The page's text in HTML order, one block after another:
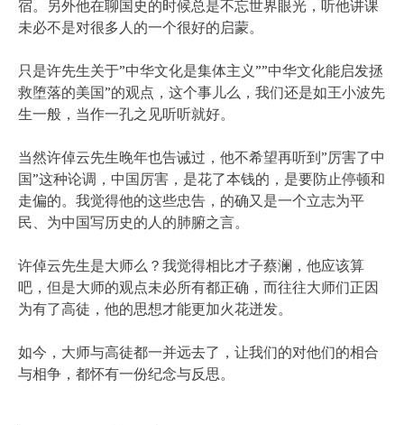
宿。另外他在聊国史的时候总是不忘世界眼光，听他讲课
未必不是对很多人的一个很好的启蒙。
只是许先生关于”中华文化是集体主义””中华文化能启发拯
救堕落的美国”的观点，这个事儿么，我们还是如王小波先
生一般，当作一孔之见听听就好。
当然许倬云先生晚年也告诫过，他不希望再听到”厉害了中
国”这种论调，中国厉害，是花了本钱的，是要防止停顿和
走偏的。我觉得他的这些忠告，的确又是一个立志为平
民、为中国写历史的人的肺腑之言。
许倬云先生是大师么？我觉得相比才子蔡澜，他应该算
吧，但是大师的观点未必所有都正确，而往往大师们正因
为有了高徒，他的思想才能更加火花迸发。
如今，大师与高徒都一并远去了，让我们的对他们的相合
与相争，都怀有一份纪念与反思。